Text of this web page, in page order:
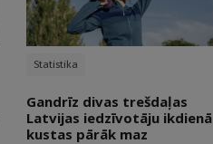
Statistika
Gandrīz divas trešdaļas
Latvijas iedzīvotāju ikdienā
kustas pārāk maz